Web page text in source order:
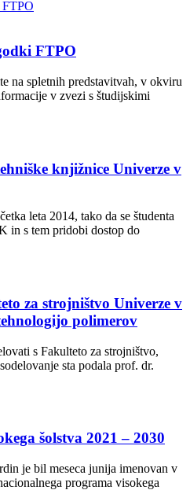
FTPO
na spletnih predstavitvah, v okviru
v zvezi s študijskimi
knjižnice Univerze v
leta 2014, tako da se študenta
in s tem pridobi dostop do
za strojništvo Univerze v
polimerov
s Fakulteto za strojništvo,
sta podala prof. dr.
šolstva 2021 – 2030
je bil meseca junija imenovan v
programa visokega